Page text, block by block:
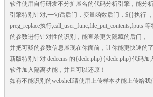
软件使用自行研发不分扩展名的代码分析引擎，能分
引擎特别针对,一句话后门，变量函数后门，${}执行
preg_replace执行,call_user_func,file_put_contents,fputs
的参数进行针对性的识别，能查杀更为隐藏的后门，
并把可疑的参数信息展现在你面前，让你能更快速的
新版特别针对 dedecms 的{dede:php}{/dede:php}代码加
软件加入隔离功能，并且可以还原！
如有不能识别的webshell请使用上传样本功能上传给